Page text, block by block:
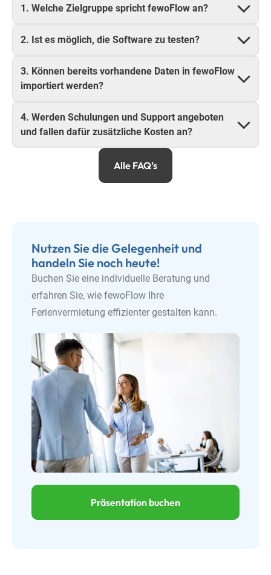
1. Welche Zielgruppe spricht fewoFlow an?
2. Ist es möglich, die Software zu testen?
3. Können bereits vorhandene Daten in fewoFlow
importiert werden?
4. Werden Schulungen und Support angeboten
und fallen dafür zusätzliche Kosten an?
Alle FAQ’s
Nutzen Sie die Gelegenheit und
handeln Sie noch heute!
Buchen Sie eine individuelle Beratung und
erfahren Sie, wie fewoFlow Ihre
Ferienvermietung effizienter gestalten kann.
Präsentation buchen